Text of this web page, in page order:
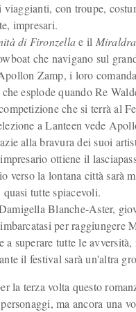
viaggianti, con troupe,
impresari.
di Fironzellae il
che navigano sul
Zamp, i loro
esplode quando Re
che si terrà al
a Lanteen vede
alla bravura dei suoi
ottiene il
verso la lontana città sarà
quasi tutte spiacevoli.
Blanche-Aster,
per raggiungere
a superare tutte le
il festival sarà un'altra
la terza volta questo
ma ancora una